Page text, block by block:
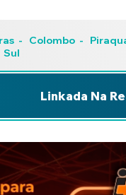
- Colombo-
Sul
Linkada Na